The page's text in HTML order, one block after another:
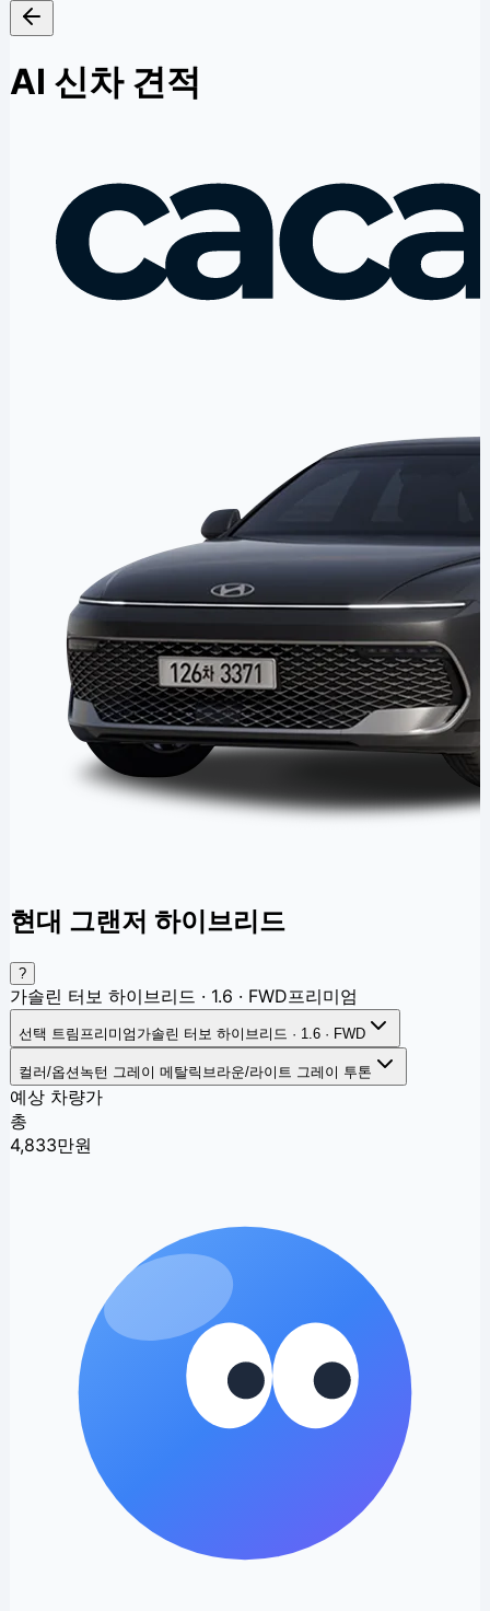
AI 신차 견적
현대 그랜저 하이브리드
?
가솔린 터보 하이브리드 · 1.6 · FWD프리미엄
선택 트림 프리미엄 가솔린 터보 하이브리드 · 1.6 · FWD
컬러/옵션 녹턴 그레이 메탈릭 브라운/라이트 그레이 투톤
예상 차량가
총
4,833만원